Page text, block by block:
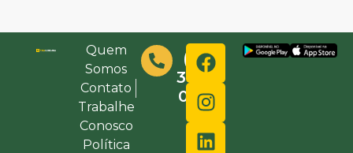
Quem
Somos
Contato
Trabalhe
Conosco
Política
(48)
3632-
0000